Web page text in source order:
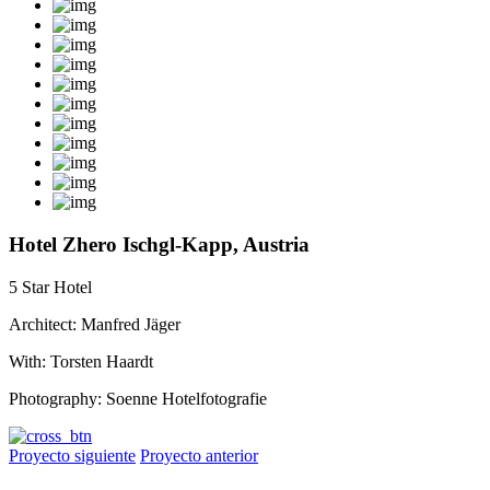
Hotel Zhero Ischgl-Kapp, Austria
5 Star Hotel
Architect: Manfred Jäger
With: Torsten Haardt
Photography: Soenne Hotelfotografie
Proyecto siguiente Proyecto anterior